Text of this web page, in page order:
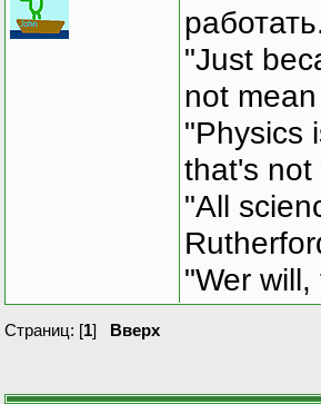
"Just
not
"Physics
that's not
"All
"Wer
Страниц: [1] Вверх